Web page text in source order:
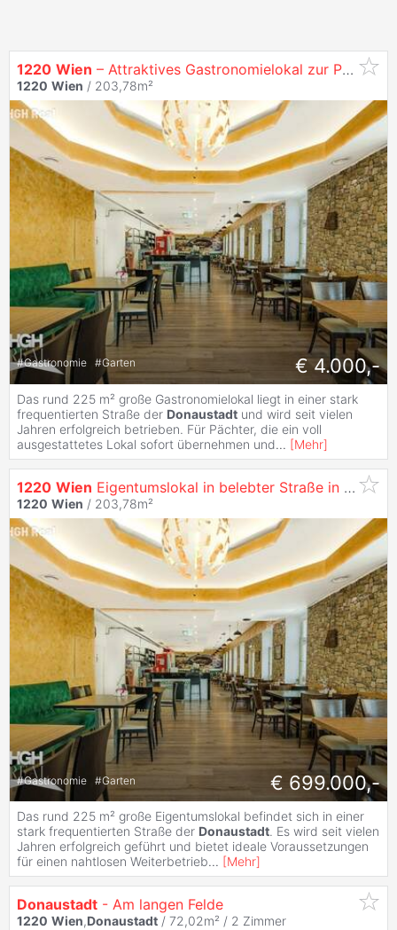
1220 Wien – Attraktives Gastronomielokal zur Pacht in belebter Straße der
1220 Wien / 203,78m²
#Gastronomie #Garten € 4.000,-
Das rund 225 m² große Gastronomielokal liegt in einer stark
frequentierten Straße der Donaustadt und wird seit vielen
Jahren erfolgreich betrieben. Für Pächter, die ein voll
ausgestattetes Lokal sofort übernehmen und... [Mehr]
1220 Wien Eigentumslokal in belebter Straße in der
1220 Wien / 203,78m²
#Gastronomie #Garten € 699.000,-
Das rund 225 m² große Eigentumslokal befindet sich in einer
stark frequentierten Straße der Donaustadt. Es wird seit vielen
Jahren erfolgreich geführt und bietet ideale Voraussetzungen
für einen nahtlosen Weiterbetrieb... [Mehr]
Donaustadt - Am langen Felde
1220 Wien,Donaustadt / 72,02m² / 2 Zimmer